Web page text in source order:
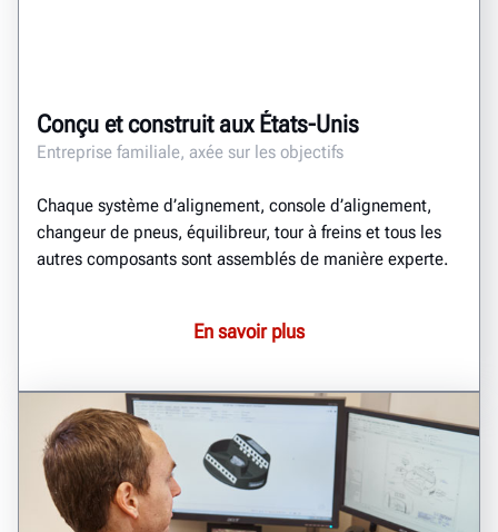
Conçu et construit aux États-Unis
Entreprise familiale, axée sur les objectifs
Chaque système d’alignement, console d’alignement,
changeur de pneus, équilibreur, tour à freins et tous les
autres composants sont assemblés de manière experte.
En savoir plus